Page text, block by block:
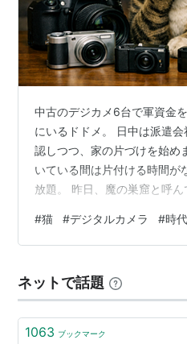
中古のデジカメ6台で軍資金
にいるドドメ。 日中は派遣
認しつつ、家の片づけを始め
いている間は片付ける時間が
放題。 昨日、魔の巣窟と呼
数、まさかの6台。 私は猫の
のブログにも関係ない猫写真
写真を撮る機会がなくなりま
ことだよね） 今はスマホの
カメはいらないねー。 という
#猫 #デジタルカメラ #時
ネットで話題
1063 ブックマーク